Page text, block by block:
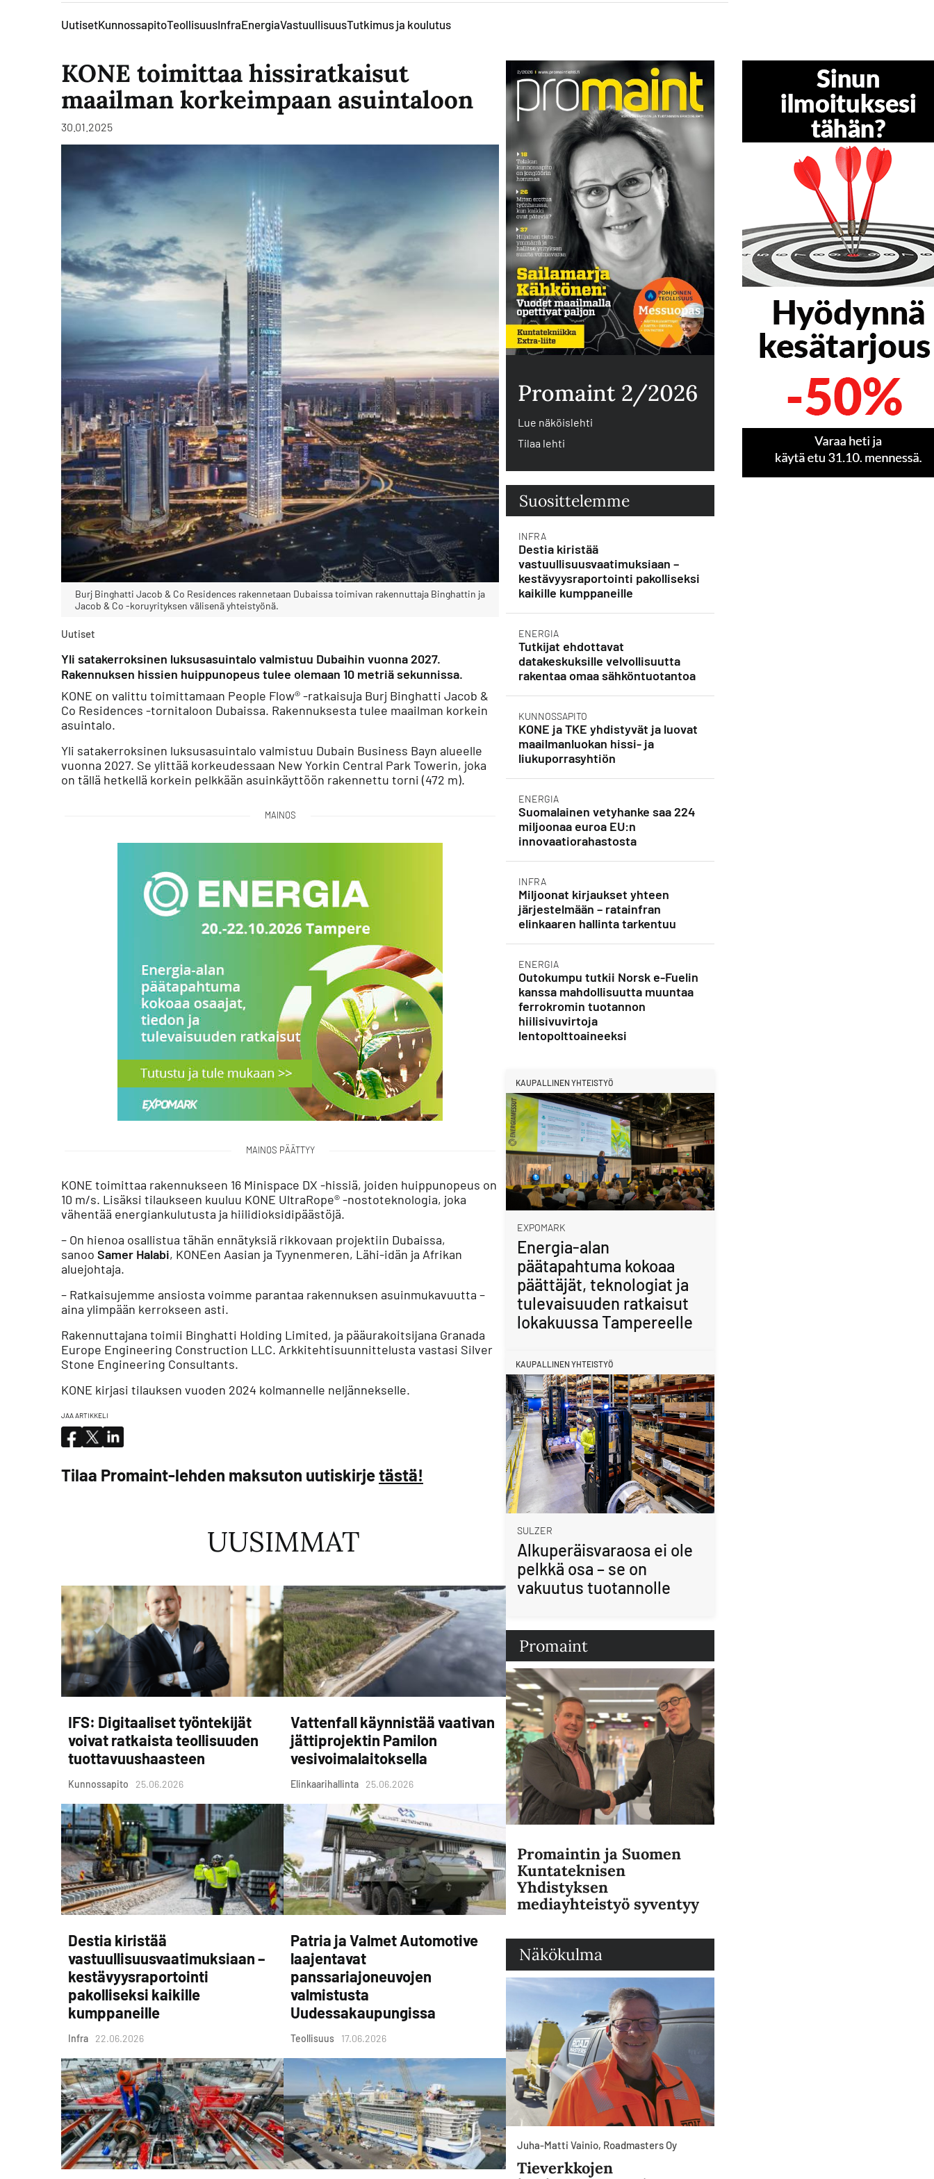
UutisetKunnossapitoTeollisuusInfraEnergiaVastuullisuusTutkimus ja koulutus
KONE toimittaa hissiratkaisut
maailman korkeimpaan asuintaloon
30.01.2025
Burj Binghatti Jacob & Co Residences rakennetaan Dubaissa toimivan rakennuttaja Binghattin ja
Jacob & Co ‑koruyrityksen välisenä yhteistyönä.
Uutiset
Yli satakerroksinen luksusasuintalo valmistuu Dubaihin vuonna 2027.
Rakennuksen hissien huippunopeus tulee olemaan 10 metriä sekunnissa.
KONE on valittu toimittamaan People Flow® -ratkaisuja Burj Binghatti Jacob &
Co Residences -tornitaloon Dubaissa. Rakennuksesta tulee maailman korkein
asuintalo.
Yli satakerroksinen luksusasuintalo valmistuu Dubain Business Bayn alueelle
vuonna 2027. Se ylittää korkeudessaan New Yorkin Central Park Towerin, joka
on tällä hetkellä korkein pelkkään asuinkäyttöön rakennettu torni (472 m).
MAINOS
MAINOS PÄÄTTYY
KONE toimittaa rakennukseen 16 Minispace DX -hissiä, joiden huippunopeus on
10 m/s. Lisäksi tilaukseen kuuluu KONE UltraRope® -nostoteknologia, joka
vähentää energiankulutusta ja hiilidioksidipäästöjä.
– On hienoa osallistua tähän ennätyksiä rikkovaan projektiin Dubaissa,
sanoo Samer Halabi, KONEen Aasian ja Tyynenmeren, Lähi-idän ja Afrikan
aluejohtaja.
– Ratkaisujemme ansiosta voimme parantaa rakennuksen asuinmukavuutta –
aina ylimpään kerrokseen asti.
Rakennuttajana toimii Binghatti Holding Limited, ja pääurakoitsijana Granada
Europe Engineering Construction LLC. Arkkitehtisuunnittelusta vastasi Silver
Stone Engineering Consultants.
KONE kirjasi tilauksen vuoden 2024 kolmannelle neljännekselle.
JAA ARTIKKELI
Tilaa Promaint-lehden maksuton uutiskirjetästä!
UUSIMMAT
IFS: Digitaaliset työntekijät
voivat ratkaista teollisuuden
tuottavuushaasteen
Kunnossapito 25.06.2026
Vattenfall käynnistää vaativan
jättiprojektin Pamilon
vesivoimalaitoksella
Elinkaarihallinta 25.06.2026
Destia kiristää
vastuullisuusvaatimuksiaan –
kestävyysraportointi
pakolliseksi kaikille
kumppaneille
Infra 22.06.2026
Patria ja Valmet Automotive
laajentavat
panssariajoneuvojen
valmistusta
Uudessakaupungissa
Teollisuus 17.06.2026
Promaint 2/2026
Lue näköislehti
Tilaa lehti
Suosittelemme
INFRA
Destia kiristää
vastuullisuusvaatimuksiaan –
kestävyysraportointi pakolliseksi
kaikille kumppaneille
ENERGIA
Tutkijat ehdottavat
datakeskuksille velvollisuutta
rakentaa omaa sähköntuotantoa
KUNNOSSAPITO
KONE ja TKE yhdistyvät ja luovat
maailmanluokan hissi- ja
liukuporrasyhtiön
ENERGIA
Suomalainen vetyhanke saa 224
miljoonaa euroa EU:n
innovaatiorahastosta
INFRA
Miljoonat kirjaukset yhteen
järjestelmään – ratainfran
elinkaaren hallinta tarkentuu
ENERGIA
Outokumpu tutkii Norsk e-Fuelin
kanssa mahdollisuutta muuntaa
ferrokromin tuotannon
hiilisivuvirtoja
lentopolttoaineeksi
KAUPALLINEN YHTEISTYÖ
EXPOMARK
Energia-alan
päätapahtuma kokoaa
päättäjät, teknologiat ja
tulevaisuuden ratkaisut
lokakuussa Tampereelle
KAUPALLINEN YHTEISTYÖ
SULZER
Alkuperäisvaraosa ei ole
pelkkä osa – se on
vakuutus tuotannolle
Promaint
Promaintin ja Suomen
Kuntateknisen
Yhdistyksen
mediayhteistyö syventyy
Näkökulma
Juha-Matti Vainio, Roadmasters Oy
Tieverkkojen